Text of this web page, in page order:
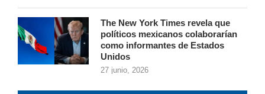
The New York Times revela que
políticos mexicanos colaborarían
como informantes de Estados
Unidos
27 junio, 2026